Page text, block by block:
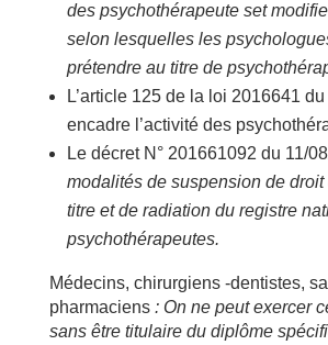
des psychothérapeute set
selon lesquelles les
prétendre au titre de
L’article 125 de la loi 2016641
encadre l’activité des
Le décret N° 201661092 du 11/
modalités de suspension de droit
titre et de radiation du registre
psychothérapeutes.
Médecins, chirurgiens -dentistes,
pharmaciens : On ne peut exercer
sans être titulaire du diplôme